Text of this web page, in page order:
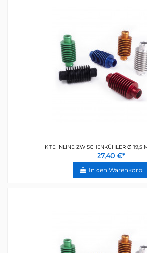
KITE INLINE ZWISCHENKÜHLER Ø 19,5
27,40 €*
In den Warenkorb